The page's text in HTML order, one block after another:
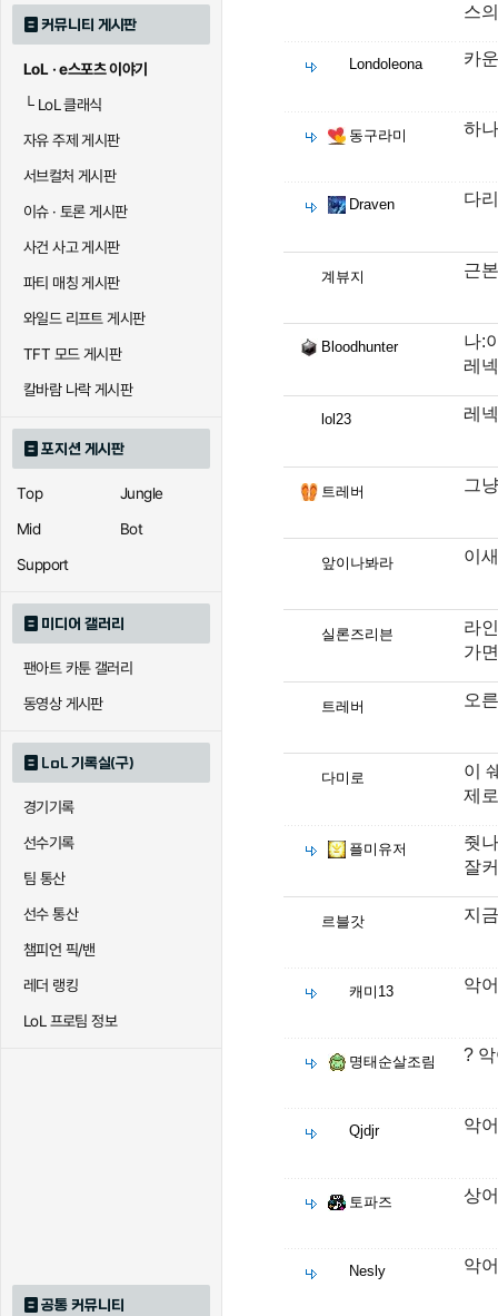
커뮤니티 게시판
LoL · e스포츠 이야기
└LoL 클래식
자유 주제 게시판
서브컬처 게시판
이슈 · 토론 게시판
사건 사고 게시판
파티 매칭 게시판
와일드 리프트 게시판
TFT 모드 게시판
칼바람 나락 게시판
포지션 게시판
Top
Jungle
Mid
Bot
Support
미디어 갤러리
팬아트 카툰 갤러리
동영상 게시판
LoL 기록실(구)
경기기록
선수기록
팀 통산
선수 통산
챔피언 픽/밴
레더 랭킹
LoL 프로팀 정보
공통 커뮤니티
스
Londoleona 카
동구라미 하
Draven 다
계뷰지 근
Bloodhunter
나:
레
lol23 레
트레버 그
앞이나봐라 이
실론즈리븐
라
가
트레버 오
다미로
이
제
플미유저
줫
잘
르블갓 지
캐미13 악
명태순살조림 ?
Qjdjr 악
토파즈 상
Nesly 악